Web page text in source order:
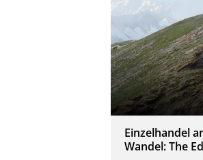
Einzelhandel
Wandel: The